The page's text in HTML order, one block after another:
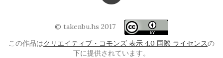
© takenbu.hs 2017
この作品はクリエイティブ・コモンズ 表示 4.0 国際 ライセンスの
下に提供されています。